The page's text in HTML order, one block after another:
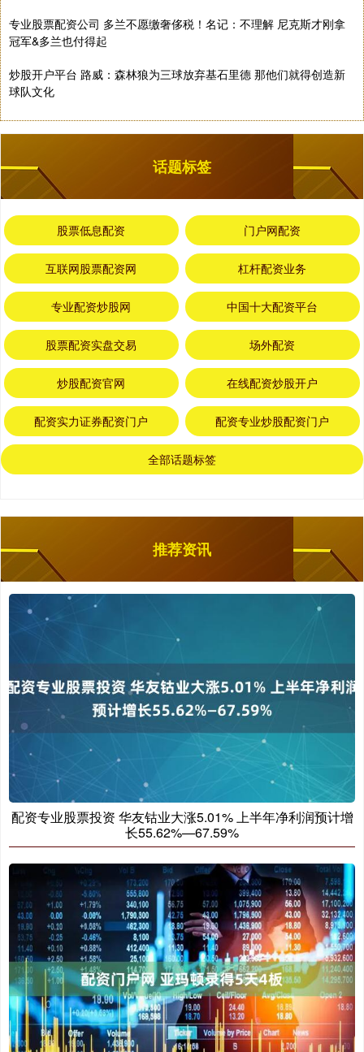
专业股票配资公司 多兰不愿缴奢侈税！名记：不理解 尼克斯才刚拿
冠军&多兰也付得起
炒股开户平台 路威：森林狼为三球放弃基石里德 那他们就得创造新
球队文化
话题标签
股票低息配资 门户网配资
互联网股票配资网 杠杆配资业务
专业配资炒股网 中国十大配资平台
股票配资实盘交易 场外配资
炒股配资官网 在线配资炒股开户
配资实力证券配资门户 配资专业炒股配资门户
全部话题标签
推荐资讯
配资专业股票投资 华友钴业大涨5.01% 上半年净利润预计增
长55.62%—67.59%